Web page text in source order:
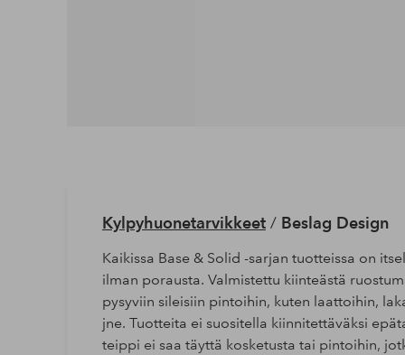
Kylpyhuonetarvikkeet/ Beslag Design
Kaikissa Base & Solid -sarjan tuotteissa on
ilman porausta. Valmistettu kiinteästä
pysyviin sileisiin pintoihin, kuten laattoihin,
jne. Tuotteita ei suositella kiinnitettäväksi
teippi ei saa täyttä kosketusta tai pintoihin,